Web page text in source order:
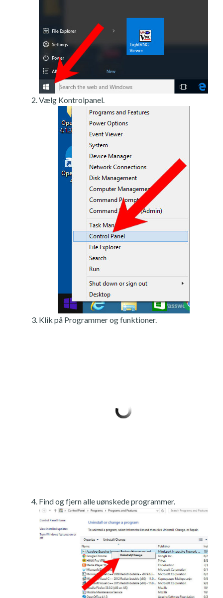
Vælg Kontrolpanel.
Klik på Programmer og funktioner.
Find og fjern alle uønskede programmer.